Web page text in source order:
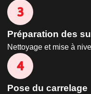
Préparation des
Nettoyage et mise à
Pose du carrelage